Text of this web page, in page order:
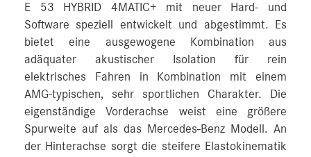
E 53 HYBRID 4MATIC+ mit neuer Hard- und
Software speziell entwickelt und abgestimmt. Es
bietet eine ausgewogene Kombination aus
adäquater akustischer Isolation für rein
elektrisches Fahren in Kombination mit einem
AMG-typischen, sehr sportlichen Charakter. Die
eigenständige Vorderachse weist eine größere
Spurweite auf als das Mercedes-Benz Modell. An
der Hinterachse sorgt die steifere Elastokinematik